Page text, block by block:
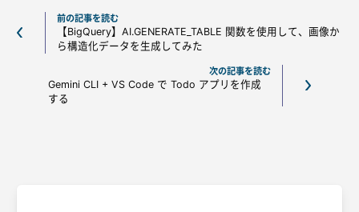
前の記事を読む
【BigQuery】AI.GENERATE_TABLE 関数を使用して、画像か
ら構造化データを生成してみた
次の記事を読む
Gemini CLI + VS Code で Todo アプリを作成
する